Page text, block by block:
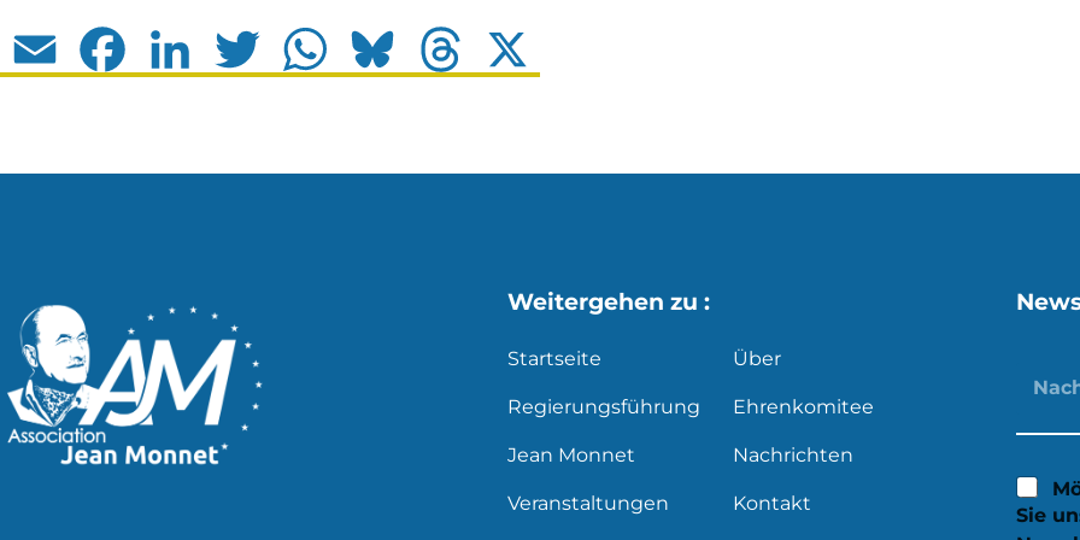
Email FacebookLinkedIn Twitter WhatsAppBluesky Threads
Weitergehen zu :
Startseite Über
Regierungsführung Ehrenkomitee
Jean Monnet Nachrichten
Veranstaltungen Kontakt
Sie